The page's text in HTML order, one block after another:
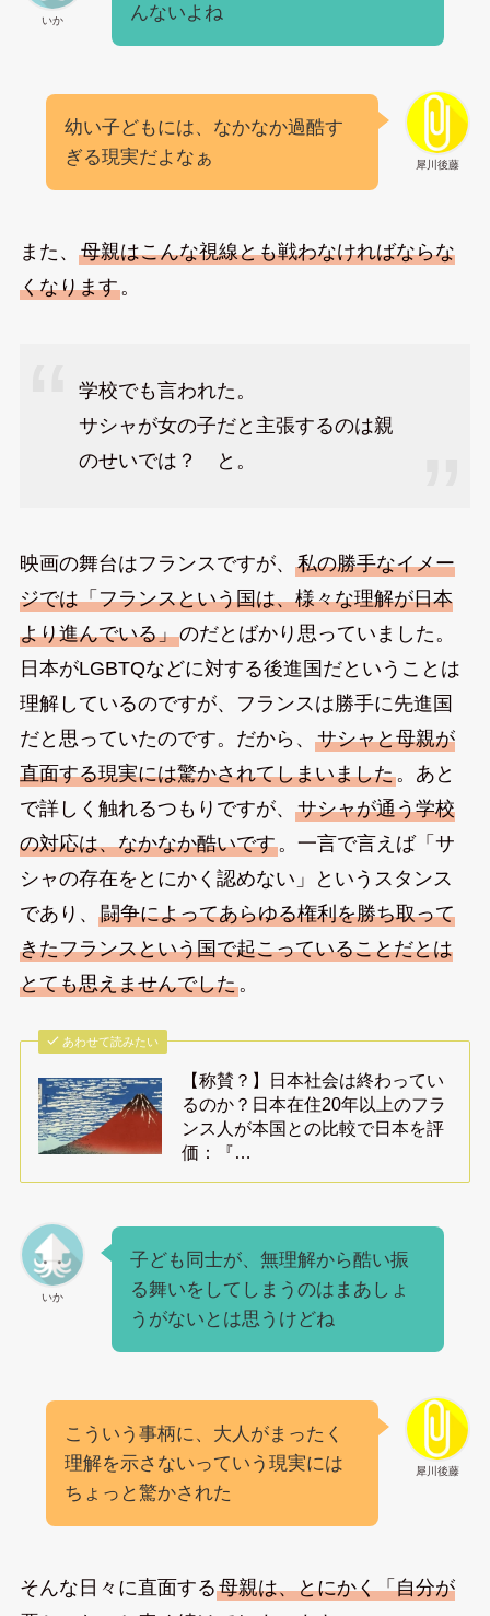
いか
んないよね
犀川後藤
幼い子どもには、なかなか過酷す
ぎる現実だよなぁ
また、 母親はこんな視線とも戦わなければならな
くなります。
学校でも言われた。
サシャが女の子だと主張するのは親
のせいでは？ と。
映画の舞台はフランスですが、 私の勝手なイメー
ジでは「フランスという国は、様々な理解が日本
より進んでいる」のだとばかり思っていました。
日本がLGBTQなどに対する後進国だということは
理解しているのですが、フランスは勝手に先進国
だと思っていたのです。だから、 サシャと母親が
直面する現実には驚かされてしまいました。あと
で詳しく触れるつもりですが、 サシャが通う学校
の対応は、なかなか酷いです。一言で言えば「サ
シャの存在をとにかく認めない」というスタンス
であり、 闘争によってあらゆる権利を勝ち取って
きたフランスという国で起こっていることだとは
とても思えませんでした。
あわせて読みたい
【称賛？】日本社会は終わってい
るのか？日本在住20年以上のフラ
ンス人が本国との比較で日本を評
価：『…
いか
子ども同士が、無理解から酷い振
る舞いをしてしまうのはまあしょ
うがないとは思うけどね
犀川後藤
こういう事柄に、大人がまったく
理解を示さないっていう現実には
ちょっと驚かされた
そんな日々に直面する母親は、とにかく「自分が